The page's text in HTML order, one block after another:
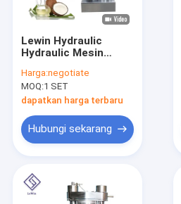
Lewin Hydraulic
Hydraulic Mesin
Kelapa
Harga:negotiate
MOQ:1 SET
dapatkan harga terbaru
Hubungi sekarang